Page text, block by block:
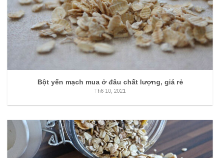
Bột yến mạch mua ở đâu chất lượng, giá rẻ
Th6 10, 2021